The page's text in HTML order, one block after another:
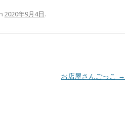
2020年9月4日.
お店屋さんごっこ →